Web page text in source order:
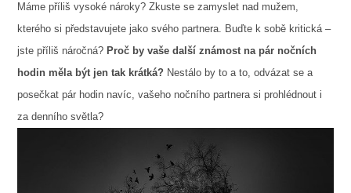
Máme příliš vysoké nároky? Zkuste se zamyslet nad mužem,
kterého si představujete jako svého partnera. Buďte k sobě kritická –
jste příliš náročná? Proč by vaše další známost na pár nočních
hodin měla být jen tak krátká? Nestálo by to a to, odvázat se a
posečkat pár hodin navíc, vašeho nočního partnera si prohlédnout i
za denního světla?